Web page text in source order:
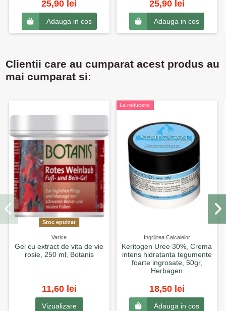
25,90 lei
Adauga in cos
25,90 lei
Adauga in cos
Clientii care au cumparat acest produs au
mai cumparat si:
Stoc epuizat
Varice
Gel cu extract de vita de vie
rosie, 250 ml, Botanis
11,60 lei
Vizualizare
La reducere!
Ingrijirea Calcaielor
Keritogen Uree 30%, Crema
intens hidratanta tegumente
foarte ingrosate, 50gr,
Herbagen
18,50 lei
Adauga in cos